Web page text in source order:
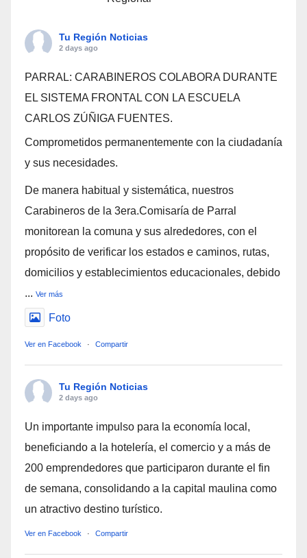
Tu Región Noticias
2 days ago
PARRAL: CARABINEROS COLABORA DURANTE
EL SISTEMA FRONTAL CON LA ESCUELA
CARLOS ZÚÑIGA FUENTES.
Comprometidos permanentemente con la ciudadanía
y sus necesidades.
De manera habitual y sistemática, nuestros
Carabineros de la 3era.Comisaría de Parral
monitorean la comuna y sus alrededores, con el
propósito de verificar los estados e caminos, rutas,
domicilios y establecimientos educacionales, debido
... Ver más
Foto
Ver en Facebook · Compartir
Tu Región Noticias
2 days ago
Un importante impulso para la economía local,
beneficiando a la hotelería, el comercio y a más de
200 emprendedores que participaron durante el fin
de semana, consolidando a la capital maulina como
un atractivo destino turístico.
Ver en Facebook · Compartir